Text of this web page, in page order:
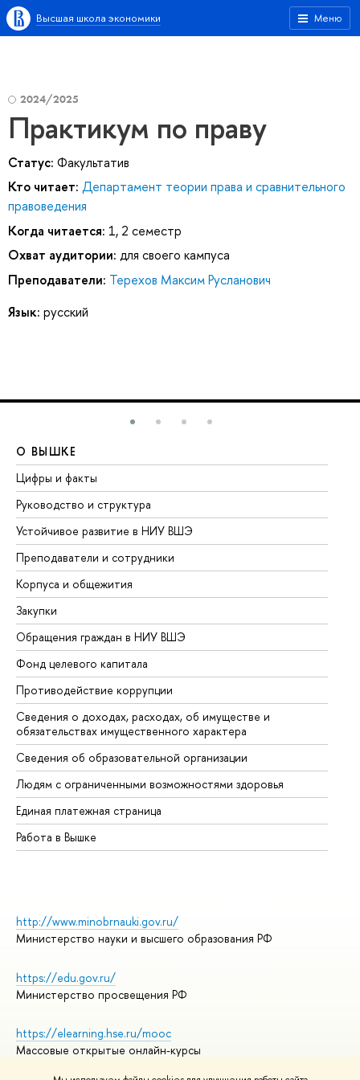
Меню
Высшая школа экономики
2024/2025
Практикум по праву
Статус: Факультатив
Кто читает: Департамент теории права и сравнительного
правоведения
Когда читается: 1, 2 семестр
Охват аудитории: для своего кампуса
Преподаватели: Терехов Максим Русланович
Язык: русский
О ВЫШКЕ
Цифры и факты
Руководство и структура
Устойчивое развитие в НИУ ВШЭ
Преподаватели и сотрудники
Корпуса и общежития
Закупки
Обращения граждан в НИУ ВШЭ
Фонд целевого капитала
Противодействие коррупции
Сведения о доходах, расходах, об имуществе и
обязательствах имущественного характера
Сведения об образовательной организации
Людям с ограниченными возможностями здоровья
Единая платежная страница
Работа в Вышке
http://www.minobrnauki.gov.ru/
Министерство науки и высшего образования РФ
https://edu.gov.ru/
Министерство просвещения РФ
https://elearning.hse.ru/mooc
Массовые открытые онлайн-курсы